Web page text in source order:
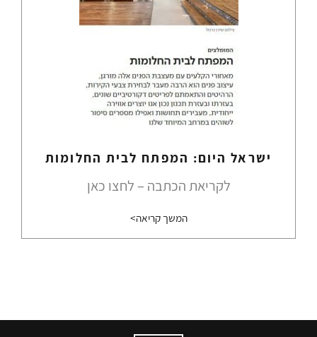
ישראל היום: המפתח לבית החלומות
לקריאת הכתבה – לחצו כאן
המשך קריאה>